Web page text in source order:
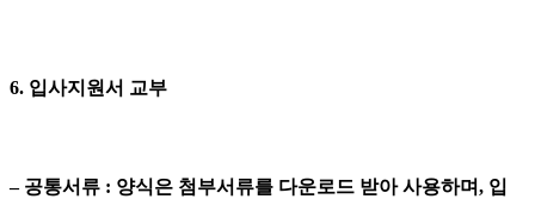
6. 입사지원서 교부
– 공통서류 : 양식은 첨부서류를 다운로드 받아 사용하며, 입